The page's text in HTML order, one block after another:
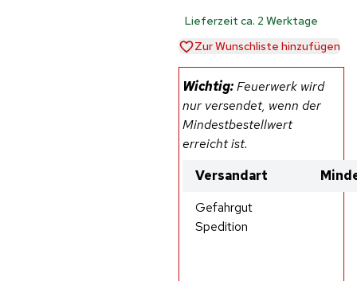
Lieferzeit ca. 2 Werktage
Zur Wunschliste hinzufügen
Wichtig:Feuerwerk wird
nur versendet, wenn der
Mindestbestellwert
erreicht ist.
Versandart
Gefahrgut
Spedition